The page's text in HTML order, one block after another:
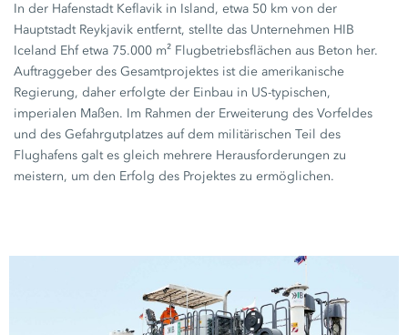
In der Hafenstadt Keflavik in Island, etwa 50 km von der
Hauptstadt Reykjavik entfernt, stellte das Unternehmen HIB
Iceland Ehf etwa 75.000 m² Flugbetriebsflächen aus Beton her.
Auftraggeber des Gesamtprojektes ist die amerikanische
Regierung, daher erfolgte der Einbau in US-typischen,
imperialen Maßen. Im Rahmen der Erweiterung des Vorfeldes
und des Gefahrgutplatzes auf dem militärischen Teil des
Flughafens galt es gleich mehrere Herausforderungen zu
meistern, um den Erfolg des Projektes zu ermöglichen.